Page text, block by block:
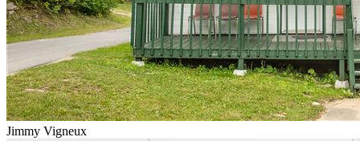
Jimmy Vigneux